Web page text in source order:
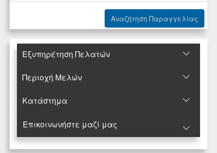
Εξυπηρέτηση Πελατών
Περιοχή Mελών
Κατάστημα
Επικοινωνήστε μαζί μας